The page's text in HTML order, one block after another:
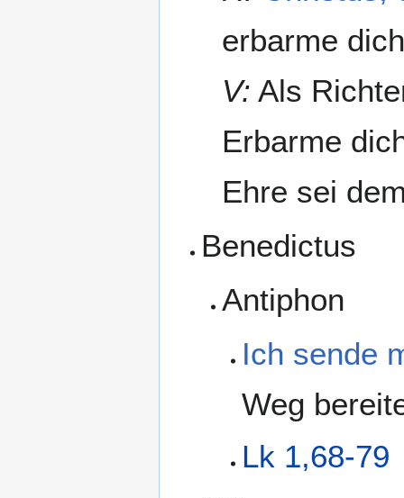
erbarme
V: Als
Erbarme
Ehre sei
Benedictus
Antiphon
Ich sende
Weg
Lk 1,68-79